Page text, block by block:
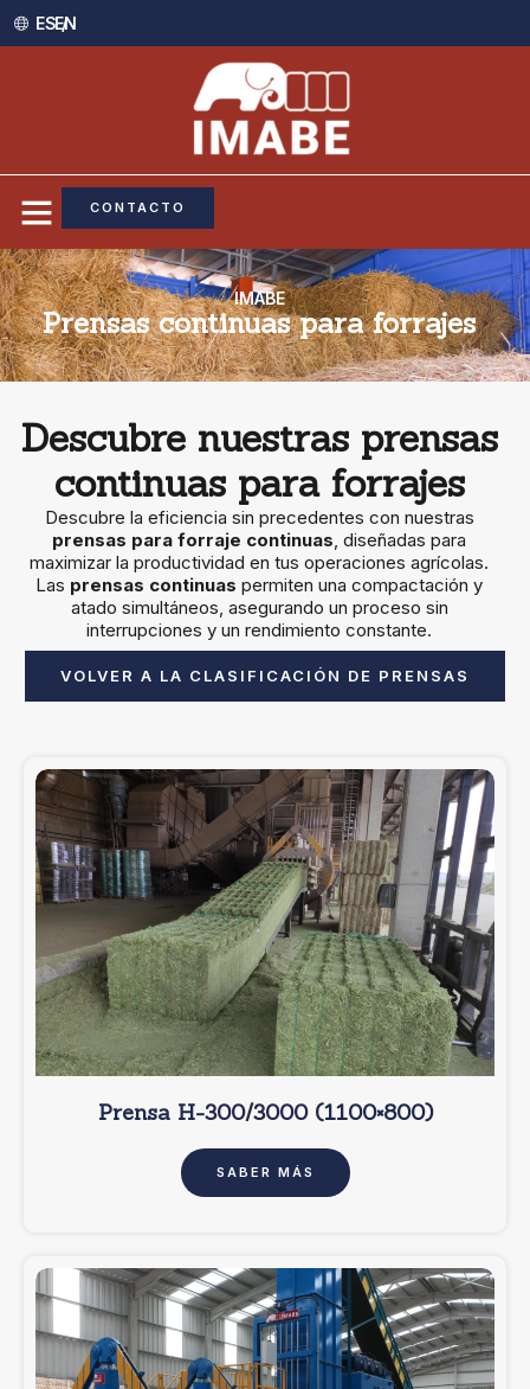
ES /EN
CONTACTO
IMABE
Prensas continuas para forrajes
Descubre nuestras prensas
continuas para forrajes
Descubre la eficiencia sin precedentes con nuestras
prensas para forraje continuas, diseñadas para
maximizar la productividad en tus operaciones agrícolas.
Las prensas continuas permiten una compactación y
atado simultáneos, asegurando un proceso sin
interrupciones y un rendimiento constante.
VOLVER A LA CLASIFICACIÓN DE PRENSAS
Prensa H-300/3000 (1100×800)
SABER MÁS